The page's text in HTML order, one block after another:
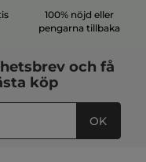
100% nöjd eller
pengarna tillbaka
och få
köp
OK